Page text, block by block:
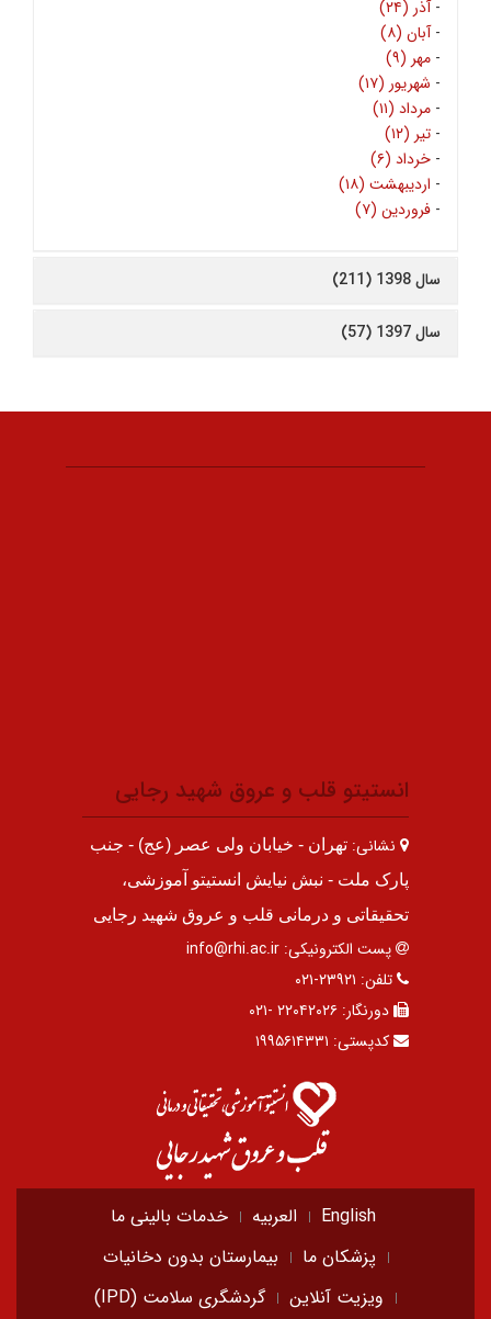
-آذر (۲۴)
-آبان (۸)
- مهر (۹)
- شهریور (۱۷)
- مرداد (۱۱)
- تیر (۱۲)
- خرداد (۶)
- اردیبهشت (۱۸)
- فروردین (۷)
سال 1398 (211)
سال 1397 (57)
انستیتو قلب و عروق شهید رجایی
نشانی: تهران - خیابان ولی عصر (عج) - جنب
پارک ملت - نبش نیایش انستیتو آموزشی،
تحقیقاتی و درمانی قلب و عروق شهید رجایی
پست الکترونیکی: info@rhi.ac.ir
تلفن: ۲۳۹۲۱-۰۲۱
دورنگار: ۲۲۰۴۲۰۲۶ -۰۲۱
کدپستی: ۱۹۹۵۶۱۴۳۳۱
English العربیه
خدمات بالینی ما
پزشکان ما
بیمارستان بدون دخانیات
ویزیت آنلاین
گردشگری سلامت (IPD)